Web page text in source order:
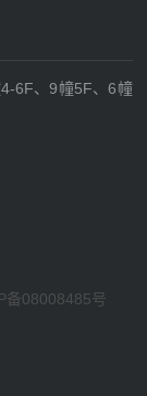
6F、9幢5F、6幢
备08008485号